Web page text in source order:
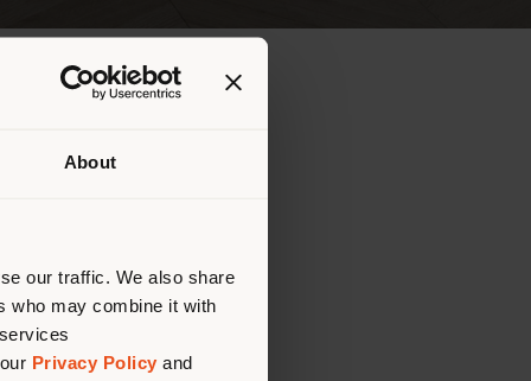
About
our traffic. We also share
who may combine it with
Privacy Policy and